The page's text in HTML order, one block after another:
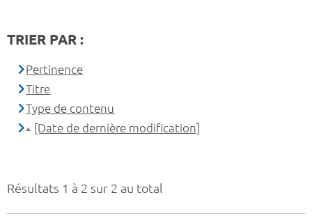
Résultats 1 à 2 sur 2 au total
TRIER PAR :
Pertinence
Titre
Type de contenu
[Date de dernière modification]